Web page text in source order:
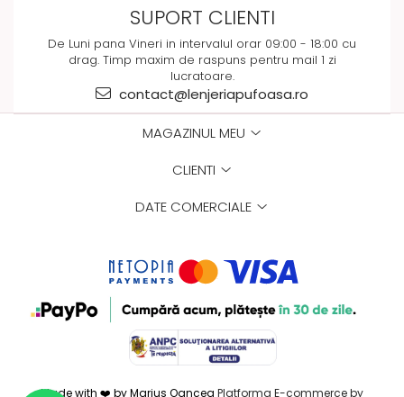
SUPORT CLIENTI
De Luni pana Vineri in intervalul orar 09:00 - 18:00 cu
drag. Timp maxim de raspuns pentru mail 1 zi
lucratoare.
contact@lenjeriapufoasa.ro
MAGAZINUL MEU
CLIENTI
DATE COMERCIALE
Made with ❤️ by Marius Oancea Platforma E-commerce by